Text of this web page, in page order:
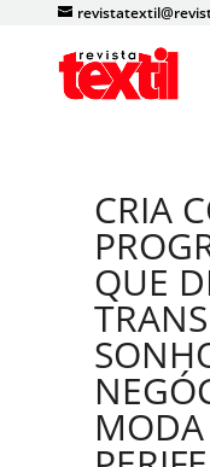
CRIA
QUE